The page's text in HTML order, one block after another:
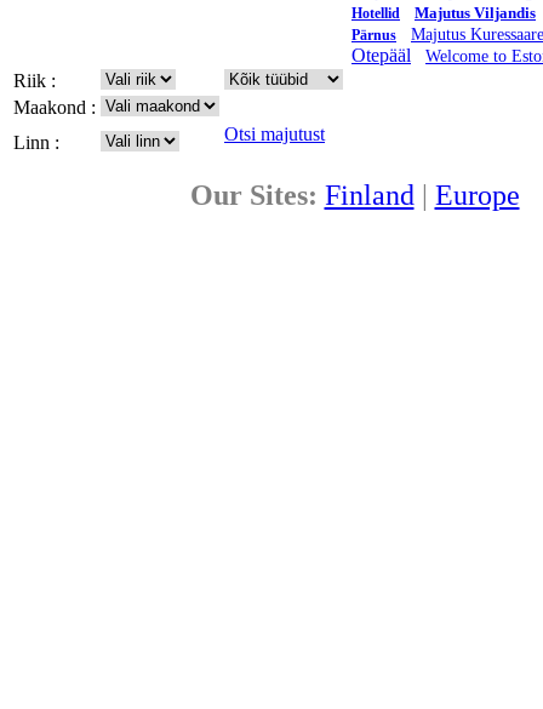
Hotellid Majutus Viljandis
Pärnus Majutus
Otepääl Welcome to
Riik :
Maakond :
Linn :
Otsi majutust
Our Sites: Finland | Europe